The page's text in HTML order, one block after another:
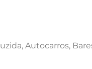
Autocarros,